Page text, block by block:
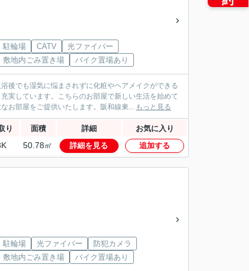
駐輪場 CATV
光ファイバー
敷地内ごみ置き場
バイク置場あり
後でも湿気に悩まされずに化粧やヘアメイクができる
実しています。こちらのお部屋で新しい生活を始めて
お部屋をご提供いたします。阪和線東... もっと見る
り 面積 詳細 お気に入り
50.78㎡ 詳細を見る 追加する
駐輪場 光ファイバー
防犯カメラ
敷地内ごみ置き場
バイク置場あり